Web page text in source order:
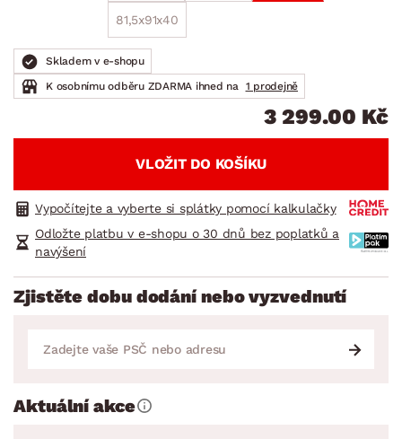
81,5x91x40
Skladem v e-shopu
K osobnímu odběru ZDARMA ihned na
1 prodejně
3 299.00 Kč
VLOŽIT DO KOŠÍKU
Vypočítejte a vyberte si splátky pomocí kalkulačky
Odložte platbu v e-shopu o 30 dnů bez poplatků a
navýšení
Zjistěte dobu dodání nebo vyzvednutí
Aktuální akce